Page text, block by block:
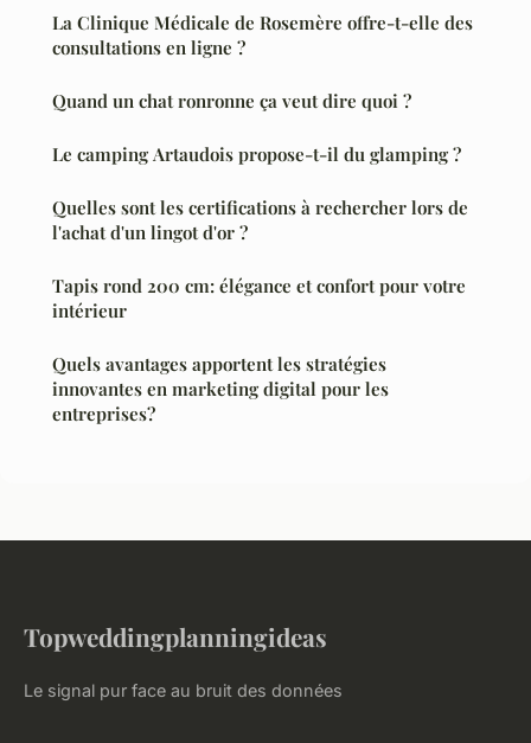
La Clinique Médicale de Rosemère offre-t-elle des
consultations en ligne ?
Quand un chat ronronne ça veut dire quoi ?
Le camping Artaudois propose-t-il du glamping ?
Quelles sont les certifications à rechercher lors de
l'achat d'un lingot d'or ?
Tapis rond 200 cm: élégance et confort pour votre
intérieur
Quels avantages apportent les stratégies
innovantes en marketing digital pour les
entreprises?
Topweddingplanningideas
Le signal pur face au bruit des données